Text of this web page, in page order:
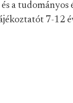
a tudományos
7-12